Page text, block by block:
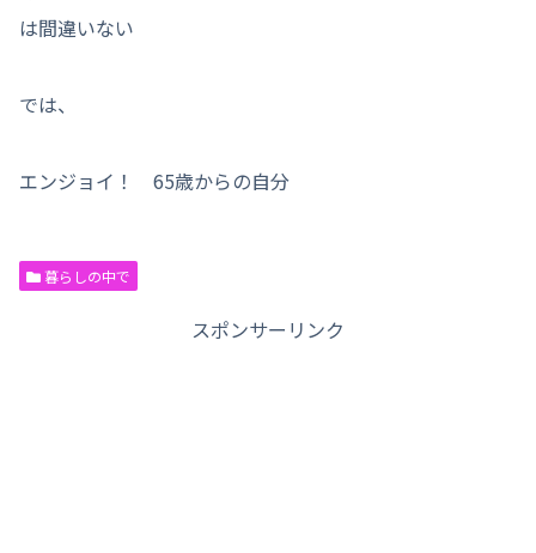
は間違いない
では、
エンジョイ！ 65歳からの自分
暮らしの中で
スポンサーリンク